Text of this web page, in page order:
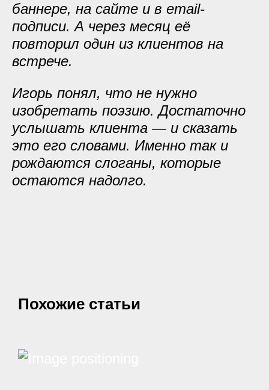
баннере, на сайте и в email-
подписи. А через месяц её
повторил один из клиентов на
встрече.
Игорь понял, что не нужно
изобретать поэзию. Достаточно
услышать клиента — и сказать
это его словами. Именно так и
рождаются слоганы, которые
остаются надолго.
Похожие статьи